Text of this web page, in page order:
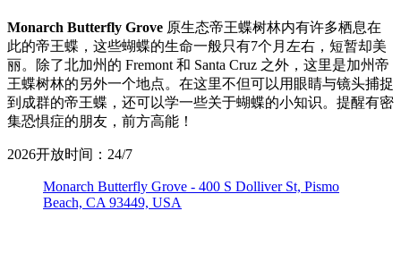
Monarch Butterfly Grove 原生态帝王蝶树林内有许多栖息在
此的帝王蝶，这些蝴蝶的生命一般只有7个月左右，短暂却美
丽。除了北加州的 Fremont 和 Santa Cruz 之外，这里是加州帝
王蝶树林的另外一个地点。在这里不但可以用眼睛与镜头捕捉
到成群的帝王蝶，还可以学一些关于蝴蝶的小知识。提醒有密
集恐惧症的朋友，前方高能！
2026开放时间：24/7
Monarch Butterfly Grove - 400 S Dolliver St, Pismo
Beach, CA 93449, USA